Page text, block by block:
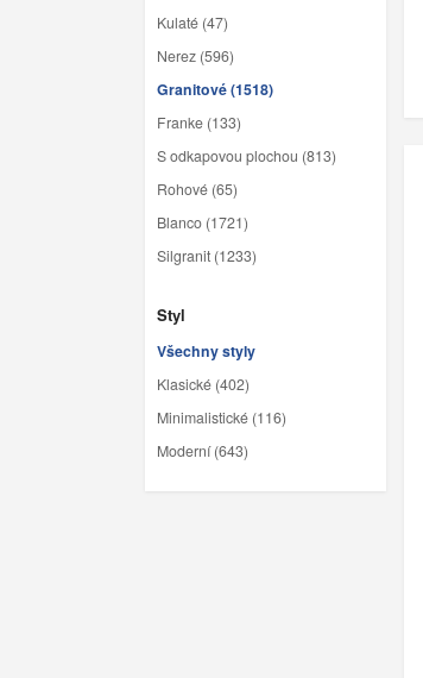
Kulaté (47)
Nerez (596)
Granitové (1518)
Franke (133)
S odkapovou plochou (813)
Rohové (65)
Blanco (1721)
Silgranit (1233)
Styl
Všechny styly
Klasické (402)
Minimalistické (116)
Moderní (643)